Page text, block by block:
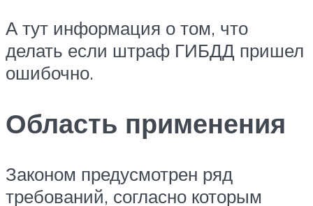
А тут информация о том, что
делать если штраф ГИБДД пришел
ошибочно.
Область применения
Законом предусмотрен ряд
требований, согласно которым